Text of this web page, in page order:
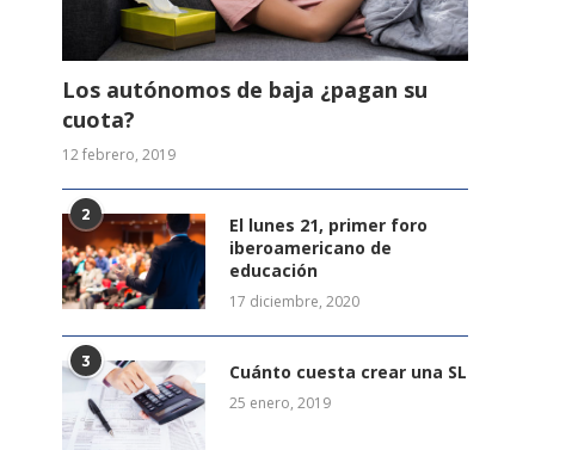
Los autónomos de baja ¿pagan su
cuota?
12 febrero, 2019
2
El lunes 21, primer foro
iberoamericano de
educación
17 diciembre, 2020
3 Cuánto cuesta crear una SL
25 enero, 2019